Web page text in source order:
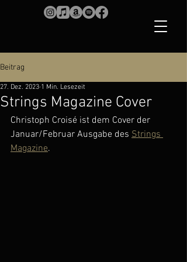
Beitrag
Strings Magazine Cover
27. Dez. 2023 1 Min. Lesezeit
Christoph Croisé ist dem Cover der
Januar/Februar Ausgabe des Strings
Magazine.